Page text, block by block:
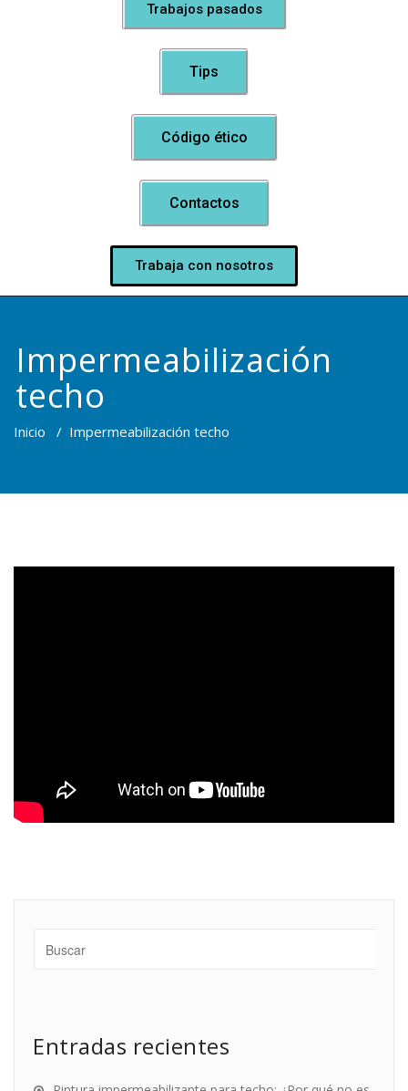
Trabajos pasados
Tips
Código ético
Contactos
Trabaja con nosotros
Impermeabilización
techo
Inicio / Impermeabilización techo
Entradas recientes